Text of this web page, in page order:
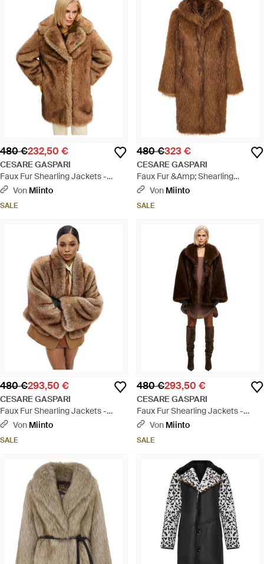
480 €232,50 €
CESARE GASPARI
Faux Fur Shearling Jackets -
Braun
Von Miinto
SALE
480 €323 €
CESARE GASPARI
Faux Fur &Amp; Shearling
Jackets - Braun
Von Miinto
SALE
480 €293,50 €
CESARE GASPARI
Faux Fur Shearling Jackets -
Braun
Von Miinto
SALE
480 €293,50 €
CESARE GASPARI
Faux Fur Shearling Jackets -
Braun
Von Miinto
SALE